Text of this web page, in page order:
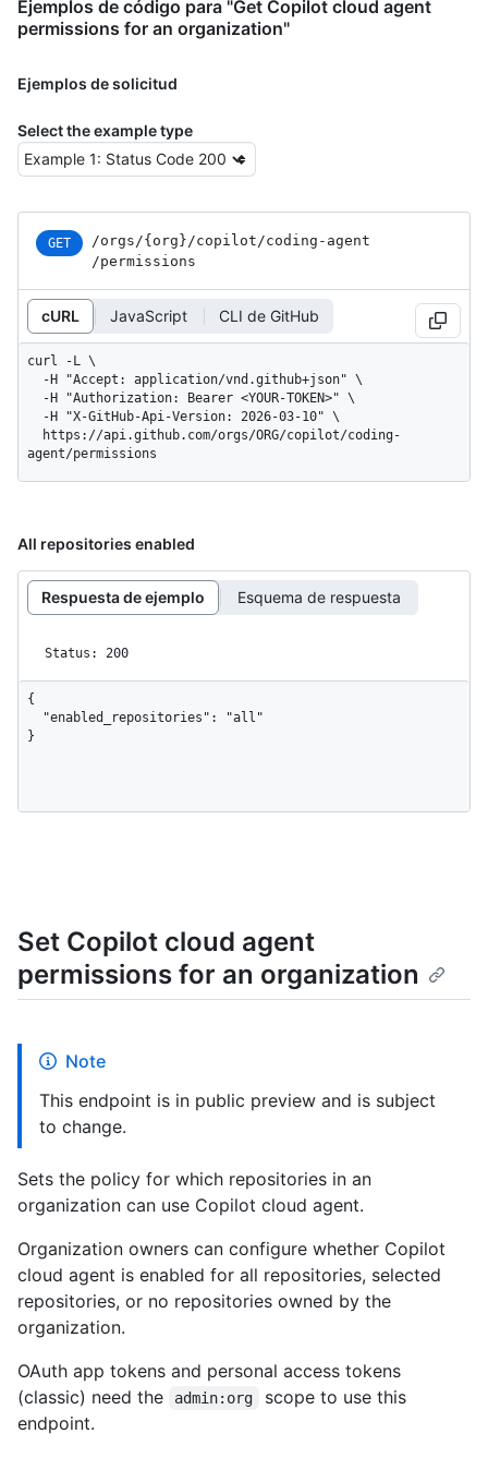
Ejemplos de código para "Get Copilot cloud agent
permissions for an organization"
Ejemplos de solicitud
Select the example type
GET /orgs /{org} /copilot /coding-agent
/permissions
cURL JavaScript CLI de GitHub
curl -L \
agent/permissions
All repositories enabled
Respuesta de ejemplo Esquema de respuesta
Status: 200
{
}
Set Copilot cloud agent
permissions for an organization
Note
This endpoint is in public preview and is subject
to change.
Sets the policy for which repositories in an
organization can use Copilot cloud agent.
Organization owners can configure whether Copilot
cloud agent is enabled for all repositories, selected
repositories, or no repositories owned by the
organization.
OAuth app tokens and personal access tokens
(classic) need the
admin:org
scope to use this
endpoint.